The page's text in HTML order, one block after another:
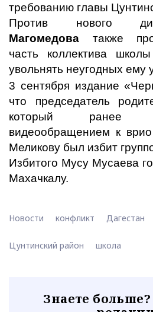
требованию главы
Против нового
Магомедова также
часть коллектива
увольнять неугодных ему
3 сентября издание
что председатель
который ранее
видеообращением к
Меликову был избит
Избитого Мусу Мусаева
Махачкалу.
Новости конфликт Дагестан
Цунтинский район школа
Знаете